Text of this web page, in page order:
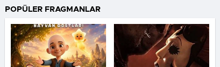
POPÜLER FRAGMANLAR